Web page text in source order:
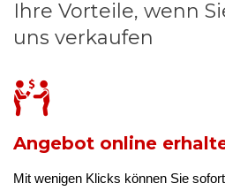
Ihre Vorteile, wenn
uns verkaufen
Angebot online
Mit wenigen Klicks können Sie